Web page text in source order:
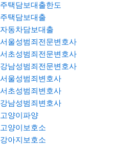
주택담보대출한도
주택담보대출
자동차담보대출
서울성범죄전문변호사
서초성범죄전문변호사
강남성범죄전문변호사
서울성범죄변호사
서초성범죄변호사
강남성범죄변호사
고양이파양
고양이보호소
강아지보호소